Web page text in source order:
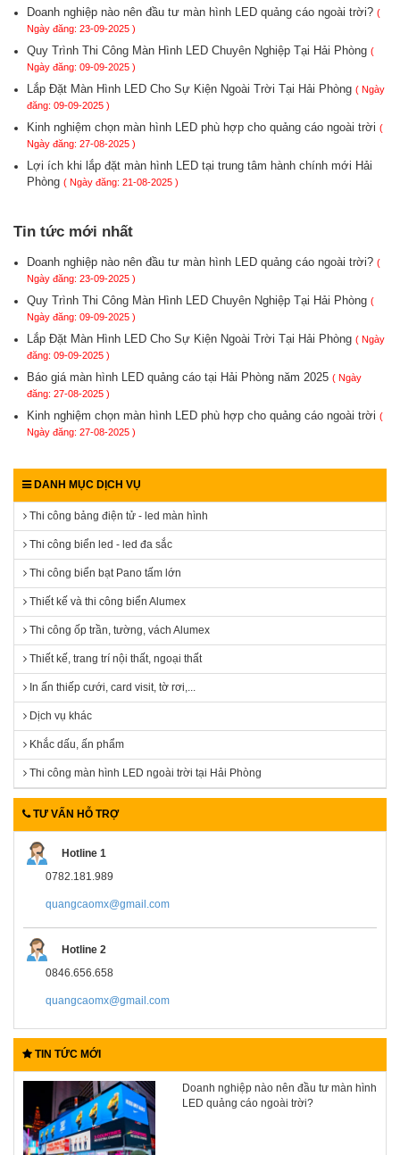
Doanh nghiệp nào nên đầu tư màn hình LED quảng cáo ngoài trời? (
Ngày đăng: 23-09-2025 )
Quy Trình Thi Công Màn Hình LED Chuyên Nghiệp Tại Hải Phòng (
Ngày đăng: 09-09-2025 )
Lắp Đặt Màn Hình LED Cho Sự Kiện Ngoài Trời Tại Hải Phòng ( Ngày
đăng: 09-09-2025 )
Kinh nghiệm chọn màn hình LED phù hợp cho quảng cáo ngoài trời (
Ngày đăng: 27-08-2025 )
Lợi ích khi lắp đặt màn hình LED tại trung tâm hành chính mới Hải
Phòng ( Ngày đăng: 21-08-2025 )
Tin tức mới nhất
Doanh nghiệp nào nên đầu tư màn hình LED quảng cáo ngoài trời? (
Ngày đăng: 23-09-2025 )
Quy Trình Thi Công Màn Hình LED Chuyên Nghiệp Tại Hải Phòng (
Ngày đăng: 09-09-2025 )
Lắp Đặt Màn Hình LED Cho Sự Kiện Ngoài Trời Tại Hải Phòng ( Ngày
đăng: 09-09-2025 )
Báo giá màn hình LED quảng cáo tại Hải Phòng năm 2025 ( Ngày
đăng: 27-08-2025 )
Kinh nghiệm chọn màn hình LED phù hợp cho quảng cáo ngoài trời (
Ngày đăng: 27-08-2025 )
DANH MỤC DỊCH VỤ
Thi công bảng điện tử - led màn hình
Thi công biển led - led đa sắc
Thi công biển bạt Pano tấm lớn
Thiết kế và thi công biển Alumex
Thi công ốp trần, tường, vách Alumex
Thiết kế, trang trí nội thất, ngoại thất
In ấn thiếp cưới, card visit, tờ rơi,...
Dịch vụ khác
Khắc dấu, ấn phẩm
Thi công màn hình LED ngoài trời tại Hải Phòng
TƯ VẤN HỖ TRỢ
Hotline 1
0782.181.989
quangcaomx@gmail.com
Hotline 2
0846.656.658
quangcaomx@gmail.com
TIN TỨC MỚI
Doanh nghiệp nào nên đầu tư màn hình
LED quảng cáo ngoài trời?